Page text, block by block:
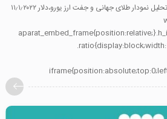
آموزشگاه فنی حرفه ای ویراسرمایه تحلیل نمودار طلای جهانی و جفت ارز یورو،دلار ۱۱٫۱٫۲۰۲۲